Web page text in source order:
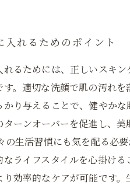
入れるためのポイント
るためには、正しいスキ
す。適切な洗顔で肌の汚れ
かり与えることで、健やか
ターンオーバーを促進し、
の生活習慣にも気を配る必
なライフスタイルを心掛け
効率的なケアが可能です